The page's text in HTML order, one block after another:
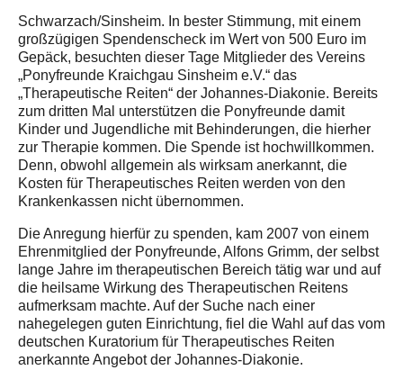
Schwarzach/Sinsheim. In bester Stimmung, mit einem
großzügigen Spendenscheck im Wert von 500 Euro im
Gepäck, besuchten dieser Tage Mitglieder des Vereins
„Ponyfreunde Kraichgau Sinsheim e.V.“ das
„Therapeutische Reiten“ der Johannes-Diakonie. Bereits
zum dritten Mal unterstützen die Ponyfreunde damit
Kinder und Jugendliche mit Behinderungen, die hierher
zur Therapie kommen. Die Spende ist hochwillkommen.
Denn, obwohl allgemein als wirksam anerkannt, die
Kosten für Therapeutisches Reiten werden von den
Krankenkassen nicht übernommen.
Die Anregung hierfür zu spenden, kam 2007 von einem
Ehrenmitglied der Ponyfreunde, Alfons Grimm, der selbst
lange Jahre im therapeutischen Bereich tätig war und auf
die heilsame Wirkung des Therapeutischen Reitens
aufmerksam machte. Auf der Suche nach einer
nahegelegen guten Einrichtung, fiel die Wahl auf das vom
deutschen Kuratorium für Therapeutisches Reiten
anerkannte Angebot der Johannes-Diakonie.